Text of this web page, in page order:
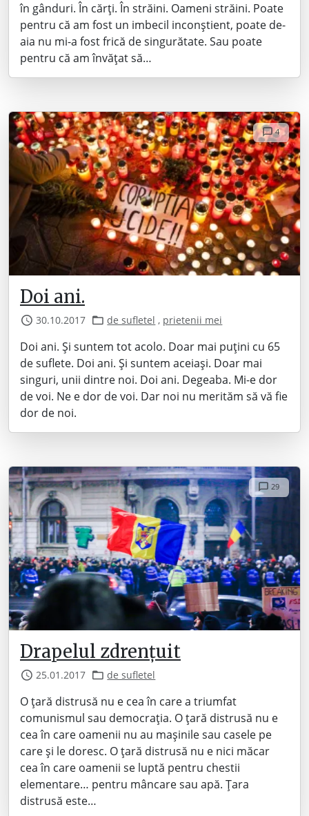
în gânduri. În cărți. În străini. Oameni străini. Poate
pentru că am fost un imbecil inconștient, poate de-
aia nu mi-a fost frică de singurătate. Sau poate
pentru că am învățat să…
4
Doi ani.
30.10.2017 de sufletel , prietenii mei
Doi ani. Și suntem tot acolo. Doar mai puțini cu 65
de suflete. Doi ani. Și suntem aceiași. Doar mai
singuri, unii dintre noi. Doi ani. Degeaba. Mi-e dor
de voi. Ne e dor de voi. Dar noi nu merităm să vă fie
dor de noi.
29
Drapelul zdrențuit
25.01.2017 de sufletel
O țară distrusă nu e cea în care a triumfat
comunismul sau democrația. O țară distrusă nu e
cea în care oamenii nu au mașinile sau casele pe
care și le doresc. O țară distrusă nu e nici măcar
cea în care oamenii se luptă pentru chestii
elementare… pentru mâncare sau apă. Țara
distrusă este…